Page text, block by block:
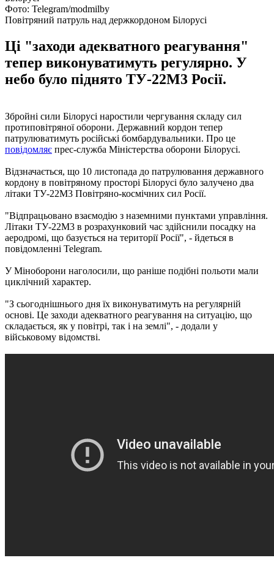
Фото: Telegram/modmilby
Повітряний патруль над держкордоном Білорусі
Ці "заходи адекватного реагування"
тепер виконуватимуть регулярно. У
небо було піднято ТУ-22М3 Росії.
Збройні сили Білорусі наростили чергування складу сил
протиповітряної оборони. Державний кордон тепер
патрулюватимуть російські бомбардувальники. Про це
повідомляє прес-служба Міністерства оборони Білорусі.
Відзначається, що 10 листопада до патрулювання державного
кордону в повітряному просторі Білорусі було залучено два
літаки ТУ-22М3 Повітряно-космічних сил Росії.
"Відпрацьовано взаємодію з наземними пунктами управління.
Літаки ТУ-22М3 в розрахунковий час здійснили посадку на
аеродромі, що базується на території Росії", - йдеться в
повідомленні Telegram.
У Міноборони наголосили, що раніше подібні польоти мали
циклічний характер.
"З сьогоднішнього дня їх виконуватимуть на регулярній
основі. Це заходи адекватного реагування на ситуацію, що
складається, як у повітрі, так і на землі", - додали у
військовому відомстві.